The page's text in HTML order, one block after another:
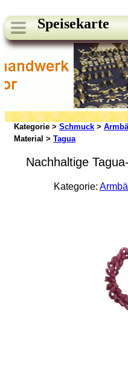
Speisekarte
Kategorie > Schmuck >
Material > Tagua
Nachhaltige
Kategorie: